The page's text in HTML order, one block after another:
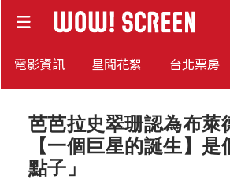
電影資訊 星聞花絮 台北票房
芭芭拉史翠珊認為布萊
【一個巨星的誕生】是
點子」